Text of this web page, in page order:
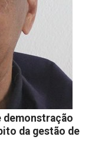
demonstração
da gestão de